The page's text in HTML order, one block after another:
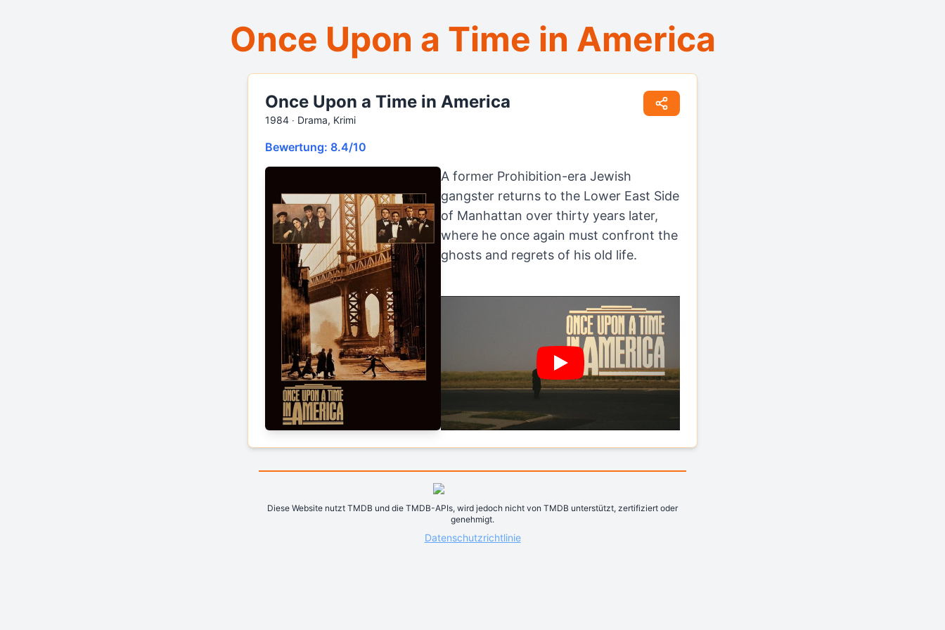
Once Upon a Time in America
Once Upon a Time in America
1984 ‧ Drama, Krimi
Bewertung: 8.4/10
A former Prohibition-era Jewish
gangster returns to the Lower East Side
of Manhattan over thirty years later,
where he once again must confront the
ghosts and regrets of his old life.
Diese Website nutzt TMDB und die TMDB-APIs, wird jedoch nicht von TMDB unterstützt, zertifiziert oder
genehmigt.
Datenschutzrichtlinie